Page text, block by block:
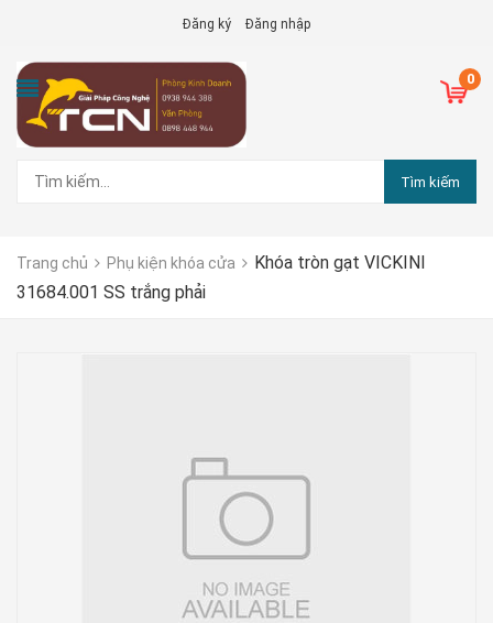
Đăng ký Đăng nhập
0
Tìm kiếm
Trang chủ Phụ kiện khóa cửa
Khóa tròn gạt VICKINI
31684.001 SS trắng phải